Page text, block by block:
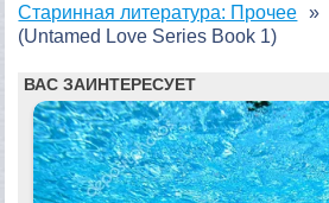
Старинная литература: Прочее
(Untamed Love Series Book 1)